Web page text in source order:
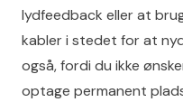
lydfeedback eller at
kabler i stedet for at
også, fordi du ikke
optage permanent